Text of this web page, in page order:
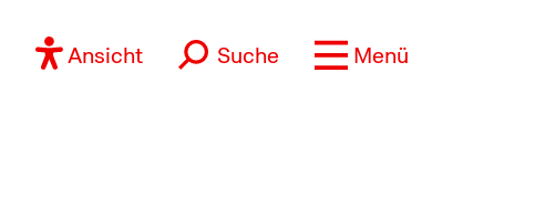
Ansicht Suche Menü